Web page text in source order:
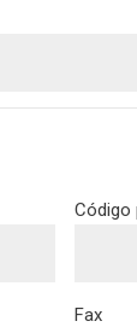
Código
Fax